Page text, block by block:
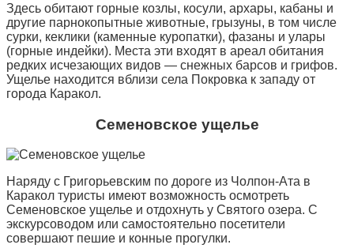
Здесь обитают горные козлы, косули, архары, кабаны и
другие парнокопытные животные, грызуны, в том числе
сурки, кеклики (каменные куропатки), фазаны и улары
(горные индейки). Места эти входят в ареал обитания
редких исчезающих видов — снежных барсов и грифов.
Ущелье находится вблизи села Покровка к западу от
города Каракол.
Семеновское ущелье
Наряду с Григорьевским по дороге из Чолпон-Ата в
Каракол туристы имеют возможность осмотреть
Семеновское ущелье и отдохнуть у Святого озера. С
экскурсоводом или самостоятельно посетители
совершают пешие и конные прогулки.